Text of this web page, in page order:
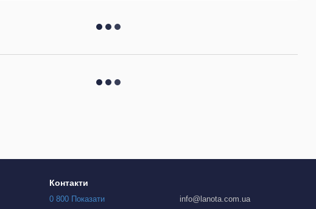
Контакти
0 800 Показати info@lanota.com.ua